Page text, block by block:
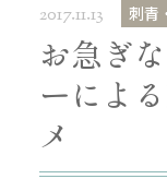
2017.11.13 刺青
お急ぎ
ーによ
メ